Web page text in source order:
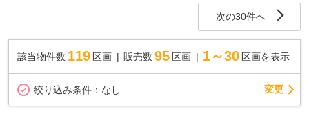
次の30件へ
該当物件数 119 区画 販売数 95 区画 1～30 区画を表示
絞り込み条件： なし 変更